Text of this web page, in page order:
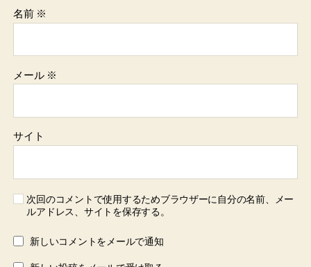
名前 ※
メール ※
サイト
次回のコメントで使用するためブラウザーに自分の名前、メー
ルアドレス、サイトを保存する。
新しいコメントをメールで通知